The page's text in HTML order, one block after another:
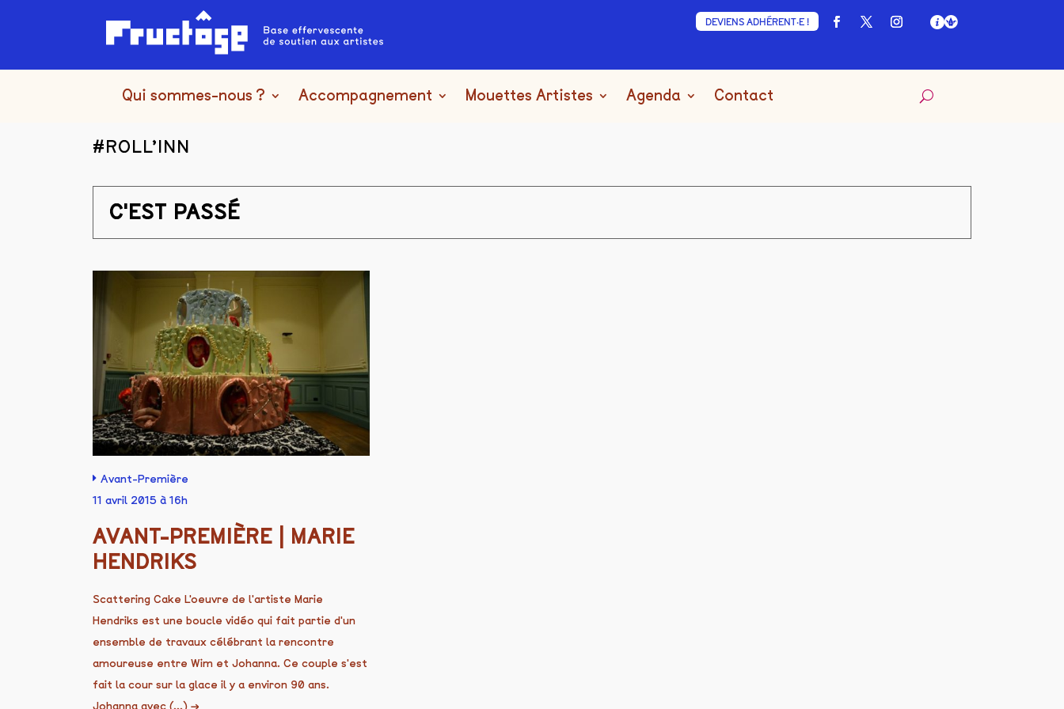
DEVIENS ADHÉRENT·E !
Qui sommes-nous ? Accompagnement Mouettes Artistes Agenda Contact
#ROLL’INN
C'EST PASSÉ
Avant-Première
11 avril 2015 à 16h
AVANT-PREMIÈRE | MARIE
HENDRIKS
Scattering Cake L'oeuvre de l'artiste Marie
Hendriks est une boucle vidéo qui fait partie d'un
ensemble de travaux célébrant la rencontre
amoureuse entre Wim et Johanna. Ce couple s'est
fait la cour sur la glace il y a environ 90 ans.
Johanna avec (...) →